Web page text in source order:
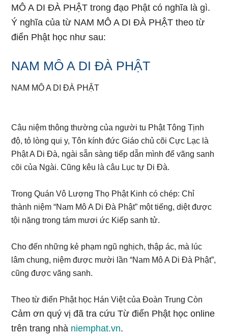
MÔ A DI ĐÀ PHẬT trong đạo Phật có nghĩa là gì.
Ý nghĩa của từ NAM MÔ A DI ĐÀ PHẬT theo từ
điển Phật học như sau:
NAM MÔ A DI ĐÀ PHẬT
NAM MÔ A DI ĐÀ PHẬT
Câu niệm thông thường của người tu Phật Tông Tịnh
độ, tỏ lòng qui y, Tôn kính đức Giáo chủ cõi Cực Lạc là
Phật A Di Đà, ngài sẵn sàng tiếp dẫn mình để vãng sanh
cõi của Ngài. Cũng kêu là câu Lục tự Di Đà.
Trong Quán Vô Lượng Thọ Phật Kinh có chép: Chỉ
thành niệm “Nam Mô A Di Đà Phật” một tiếng, diệt được
tội nặng trong tám mươi ức Kiếp sanh tử.
Cho đến những kẻ phạm ngũ nghịch, thập ác, mà lúc
lâm chung, niệm được mười lần “Nam Mô A Di Đà Phật”,
cũng được vãng sanh.
Theo từ điển Phật học Hán Việt của Đoàn Trung Còn
Cảm ơn quý vị đã tra cứu Từ điển Phật học online
trên trang nhà niemphat.vn.